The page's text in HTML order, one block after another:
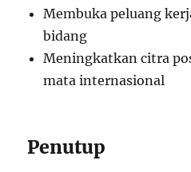
Membuka peluang
bidang
Meningkatkan citra
mata internasional
Penutup